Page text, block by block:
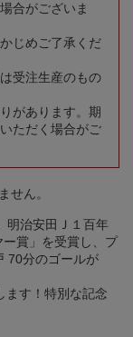
合がございま
じめご了承くだ
受注生産のもの
があります。期
ただく場合がご
せん。
明治安田Ｊ１百年
賞」を受賞し、プ
70分のゴールが
ます！特別な記念